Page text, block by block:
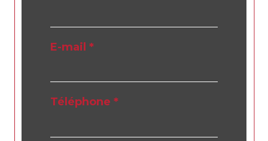
E-mail *
Téléphone *